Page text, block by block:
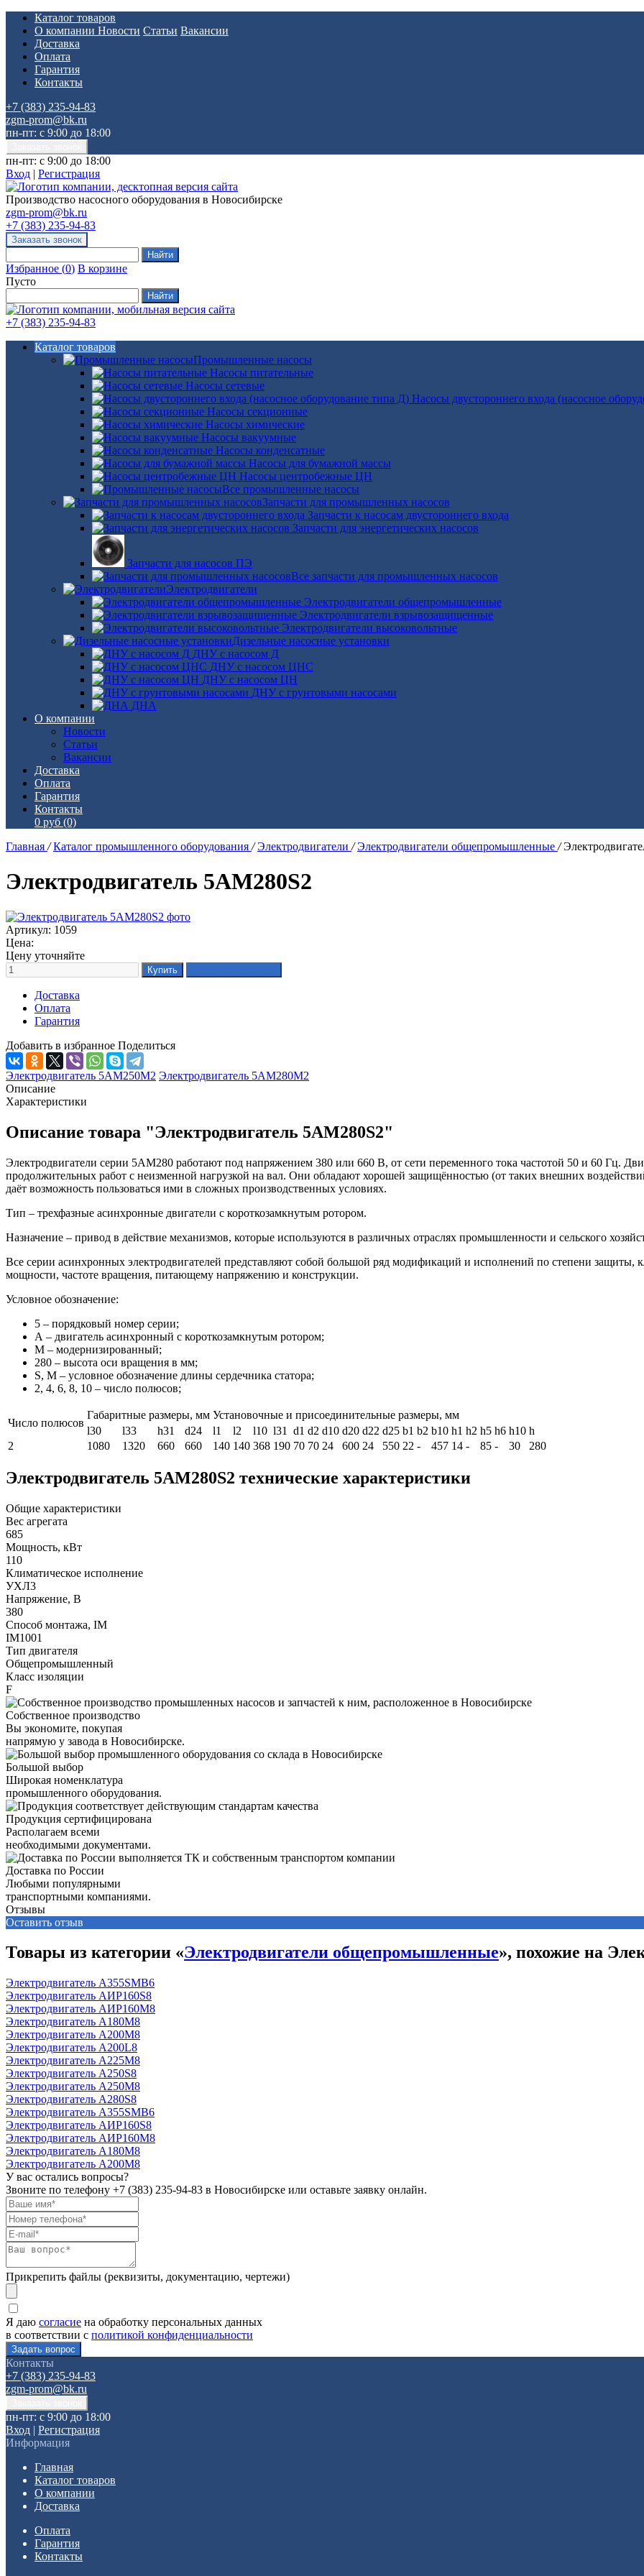
Каталог товаров
О компании Новости Статьи Вакансии
Доставка
Оплата
Гарантия
Контакты
+7 (383) 235-94-83
zgm-prom@bk.ru
пн-пт: с 9:00 до 18:00
пн-пт: с 9:00 до 18:00
Вход | Регистрация
Производство насосного оборудования в Новосибирске
zgm-prom@bk.ru
+7 (383) 235-94-83
Избранное (0) В корзине
Пусто
+7 (383) 235-94-83
Каталог товаров
Промышленные насосы
Насосы питательные
Насосы сетевые
Насосы двустороннего входа (насосное
Насосы секционные
Насосы химические
Насосы вакуумные
Насосы конденсатные
Насосы для бумажной массы
Насосы центробежные ЦН
Все промышленные насосы
Запчасти для промышленных насосов
Запчасти к насосам двустороннего входа
Запчасти для энергетических насосов
Запчасти для насосов ПЭ
Все запчасти для промышленных насосов
Электродвигатели
Электродвигатели общепромышленные
Электродвигатели взрывозащищенные
Электродвигатели высоковольтные
Дизельные насосные установки
ДНУ с насосом Д
ДНУ с насосом ЦНС
ДНУ с насосом ЦН
ДНУ с грунтовыми насосами
ДНА
О компании
Новости
Статьи
Вакансии
Доставка
Оплата
Гарантия
Контакты
0 руб (0)
Главная / Каталог промышленного оборудования / Электродвигатели / Электродвигатели общепромышленные /
Электродвигатель 5АМ280S2
Артикул: 1059
Цена:
Цену уточняйте
Доставка
Оплата
Гарантия
Добавить в избранное Поделиться
Электродвигатель 5АМ250М2 Электродвигатель 5АМ280М2
Описание
Характеристики
Описание товара "Электродвигатель 5АМ280S2"
Электродвигатели серии 5АМ280 работают под напряжением 380 или 660 В, от сети переменного тока частотой 50 и 60 Гц.
продолжительных работ с неизменной нагрузкой на вал. Они обладают хорошей защищённостью (от таких внешних
даёт возможность пользоваться ими в сложных производственных условиях.
Тип – трехфазные асинхронные двигатели с короткозамкнутым ротором.
Назначение – привод в действие механизмов, которые используются в различных отраслях промышленности и сельского
Все серии асинхронных электродвигателей представляют собой большой ряд модификаций и исполнений по степени защиты,
мощности, частоте вращения, питающему напряжению и конструкции.
Условное обозначение:
5 – порядковый номер серии;
А – двигатель асинхронный с короткозамкнутым ротором;
М – модернизированный;
280 – высота оси вращения в мм;
S, M – условное обозначение длины сердечника статора;
2, 4, 6, 8, 10 – число полюсов;
Число полюсов
Габаритные размеры, мм Установочные и присоединительные размеры, мм
l30
l33 h31 d24 l1 l2 l10 l31 d1 d2 d10 d20 d22 d25 b1 b2 b10 h1 h2 h5 h6 h10 h
2
1080 1320 660 660 140 140 368 190 70 70 24 600 24 550 22 - 457 14 - 85 - 30 280
Электродвигатель 5АМ280S2 технические характеристики
Общие характеристики
Вес агрегата
685
Мощность, кВт
110
Климатическое исполнение
УХЛ3
Напряжение, В
380
Способ монтажа, IM
IM1001
Тип двигателя
Общепромышленный
Класс изоляции
F
Собственное производство
Вы экономите, покупая
напрямую у завода в Новосибирске.
Большой выбор
Широкая номенклатура
промышленного оборудования.
Продукция сертифицирована
Располагаем всеми
необходимыми документами.
Доставка по России
Любыми популярными
транспортными компаниями.
Отзывы
Оставить отзыв
Товары из категории «Электродвигатели общепромышленные», похожие на
Электродвигатель А355SМВ6
Электродвигатель АИР160S8
Электродвигатель АИР160М8
Электродвигатель А180М8
Электродвигатель А200М8
Электродвигатель А200L8
Электродвигатель А225М8
Электродвигатель А250S8
Электродвигатель А250М8
Электродвигатель А280S8
Электродвигатель А355SМВ6
Электродвигатель АИР160S8
Электродвигатель АИР160М8
Электродвигатель А180М8
Электродвигатель А200М8
У вас остались вопросы?
Звоните по телефону +7 (383) 235-94-83 в Новосибирске или оставьте заявку онлайн.
Прикрепить файлы (реквизиты, документацию, чертежи)
Я даю согласие на обработку персональных данных
в соответствии с политикой конфиденциальности
Контакты
+7 (383) 235-94-83
zgm-prom@bk.ru
пн-пт: с 9:00 до 18:00
Вход | Регистрация
Информация
Главная
Каталог товаров
О компании
Доставка
Оплата
Гарантия
Контакты